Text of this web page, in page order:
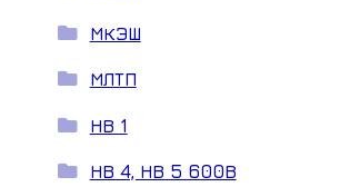
МКЭШ
МЛТП
НВ 1
НВ 4, НВ 5 600В